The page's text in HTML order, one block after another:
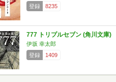
登録
8235
777 トリプルセブン (角川文庫)
伊坂 幸太郎
登録
1409